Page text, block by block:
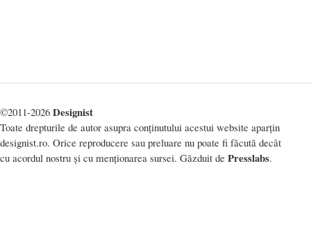
©2011-2026 Designist
Toate drepturile de autor asupra conținutului acestui website aparțin
designist.ro. Orice reproducere sau preluare nu poate fi făcută decât
cu acordul nostru și cu menționarea sursei. Găzduit de Presslabs.